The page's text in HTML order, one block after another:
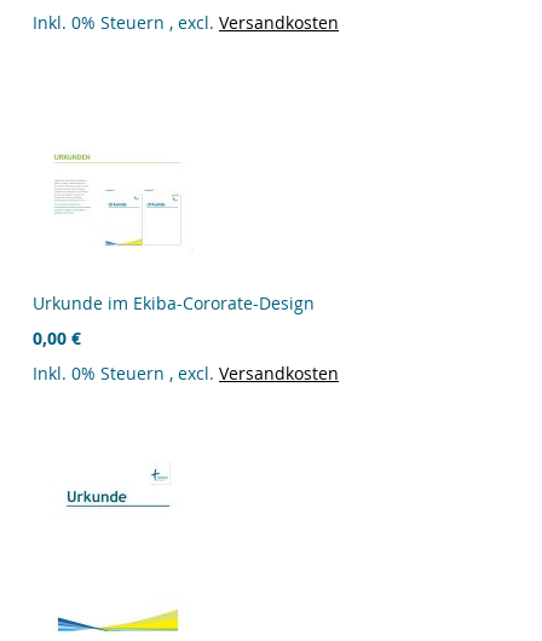
Inkl. 0% Steuern , excl. Versandkosten
Urkunde im Ekiba-Cororate-Design
0,00 €
Inkl. 0% Steuern , excl. Versandkosten